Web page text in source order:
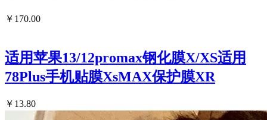
￥170.00
适用苹果13/12promax钢化膜X/XS适用
78Plus手机贴膜XsMAX保护膜XR
￥13.80